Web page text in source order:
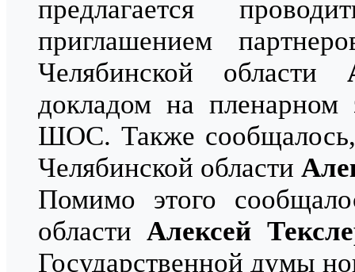
предлагается
приглашением
Челябинской области
докладом на пленарном
ШОС. Также сообщалось,
Челябинской области
Помимо этого
областиАлексей
Государственной думы